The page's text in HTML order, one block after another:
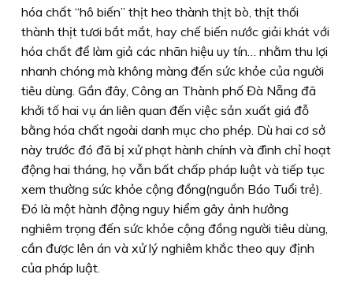
hóa chất “hô biến” thịt heo thành thịt bò, thịt thối
thành thịt tươi bắt mắt, hay chế biến nước giải khát với
hóa chất để làm giả các nhãn hiệu uy tín… nhằm thu lợi
nhanh chóng mà không màng đến sức khỏe của người
tiêu dùng. Gần đây, Công an Thành phố Đà Nẵng đã
khởi tố hai vụ án liên quan đến việc sản xuất giá đỗ
bằng hóa chất ngoài danh mục cho phép. Dù hai cơ sở
này trước đó đã bị xử phạt hành chính và đình chỉ hoạt
động hai tháng, họ vẫn bất chấp pháp luật và tiếp tục
xem thường sức khỏe cộng đồng(nguồn Báo Tuổi trẻ).
Đó là một hành động nguy hiểm gây ảnh hưởng
nghiêm trọng đến sức khỏe cộng đồng người tiêu dùng,
cần được lên án và xử lý nghiêm khắc theo quy định
của pháp luật.